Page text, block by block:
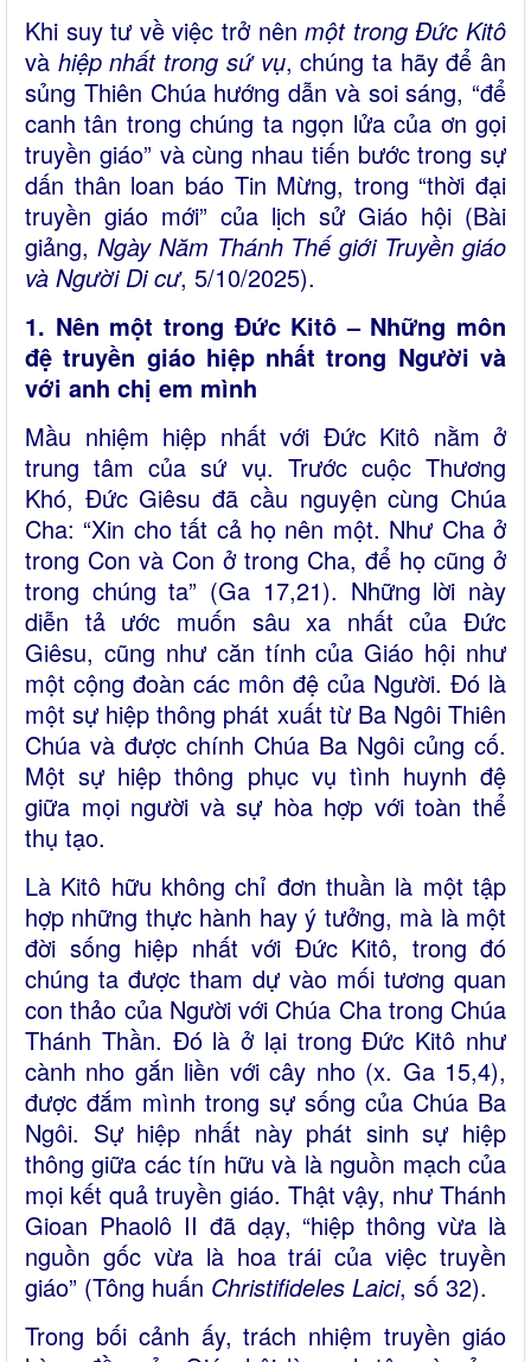
Khi suy tư về việc trở nênmột trong Đức Kitô
và hiệp nhất trong sứ vụ, chúng ta hãy để ân
sủng Thiên Chúa hướng dẫn và soi sáng, “để
canh tân trong chúng ta ngọn lửa của ơn gọi
truyền giáo” và cùng nhau tiến bước trong sự
dấn thân loan báo Tin Mừng, trong “thời đại
truyền giáo mới” của lịch sử Giáo hội (Bài
giảng, Ngày Năm Thánh Thế giới Truyền giáo
và Người Di cư, 5/10/2025).
1. Nên một trong Đức Kitô – Những môn
đệ truyền giáo hiệp nhất trong Người và
với anh chị em mình
Mầu nhiệm hiệp nhất với Đức Kitô nằm ở
trung tâm của sứ vụ. Trước cuộc Thương
Khó, Đức Giêsu đã cầu nguyện cùng Chúa
Cha: “Xin cho tất cả họ nên một. Như Cha ở
trong Con và Con ở trong Cha, để họ cũng ở
trong chúng ta” (Ga 17,21). Những lời này
diễn tả ước muốn sâu xa nhất của Đức
Giêsu, cũng như căn tính của Giáo hội như
một cộng đoàn các môn đệ của Người. Đó là
một sự hiệp thông phát xuất từ Ba Ngôi Thiên
Chúa và được chính Chúa Ba Ngôi củng cố.
Một sự hiệp thông phục vụ tình huynh đệ
giữa mọi người và sự hòa hợp với toàn thể
thụ tạo.
Là Kitô hữu không chỉ đơn thuần là một tập
hợp những thực hành hay ý tưởng, mà là một
đời sống hiệp nhất với Đức Kitô, trong đó
chúng ta được tham dự vào mối tương quan
con thảo của Người với Chúa Cha trong Chúa
Thánh Thần. Đó là ở lại trong Đức Kitô như
cành nho gắn liền với cây nho (x. Ga 15,4),
được đắm mình trong sự sống của Chúa Ba
Ngôi. Sự hiệp nhất này phát sinh sự hiệp
thông giữa các tín hữu và là nguồn mạch của
mọi kết quả truyền giáo. Thật vậy, như Thánh
Gioan Phaolô II đã dạy, “hiệp thông vừa là
nguồn gốc vừa là hoa trái của việc truyền
giáo” (Tông huấn Christifideles Laici, số 32).
Trong bối cảnh ấy, trách nhiệm truyền giáo